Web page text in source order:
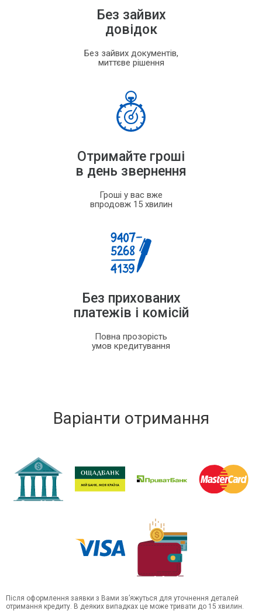
Без зайвих
довідок
Без зайвих документів,
миттєве рішення
Отримайте гроші
в день звернення
Гроші у вас вже
впродовж 15 хвилин
Без прихованих
платежів і комісій
Повна прозорість
умов кредитування
Варіанти отримання
Після оформлення заявки з Вами зв’яжуться для уточнення деталей
отримання кредиту. В деяких випадках це може тривати до 15 хвилин.